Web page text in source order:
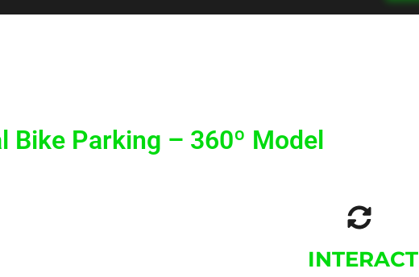
Bike Parking – 360º Model
INTERACT